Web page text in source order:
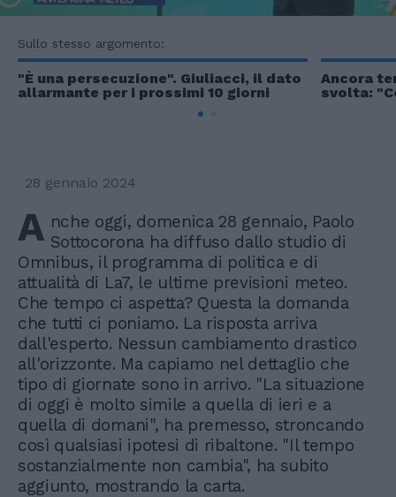
Sullo stesso argomento:
"È una persecuzione". Giuliacci, il dato
allarmante per i prossimi 10 giorni
Ancora
svolta:
28 gennaio 2024
A nche oggi, domenica 28 gennaio, Paolo
Sottocorona ha diffuso dallo studio di
Omnibus, il programma di politica e di
attualità di La7, le ultime previsioni meteo.
Che tempo ci aspetta? Questa la domanda
che tutti ci poniamo. La risposta arriva
dall'esperto. Nessun cambiamento drastico
all'orizzonte. Ma capiamo nel dettaglio che
tipo di giornate sono in arrivo. "La situazione
di oggi è molto simile a quella di ieri e a
quella di domani", ha premesso, stroncando
così qualsiasi ipotesi di ribaltone. "Il tempo
sostanzialmente non cambia", ha subito
aggiunto, mostrando la carta.